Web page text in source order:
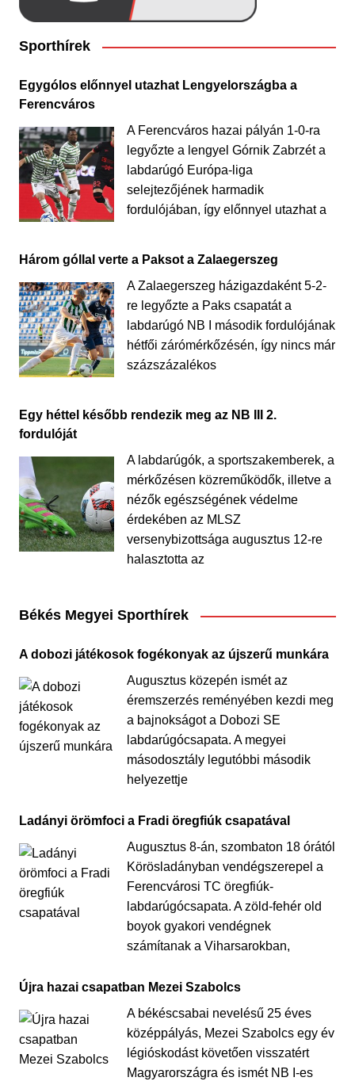
Sporthírek
Egygólos előnnyel utazhat Lengyelországba a
Ferencváros
A Ferencváros hazai pályán 1-0-ra
legyőzte a lengyel Górnik Zabrzét a
labdarúgó Európa-liga
selejtezőjének harmadik
fordulójában, így előnnyel utazhat a
Három góllal verte a Paksot a Zalaegerszeg
A Zalaegerszeg házigazdaként 5-2-
re legyőzte a Paks csapatát a
labdarúgó NB I második fordulójának
hétfői zárómérkőzésén, így nincs már
százszázalékos
Egy héttel később rendezik meg az NB III 2.
fordulóját
A labdarúgók, a sportszakemberek, a
mérkőzésen közreműködők, illetve a
nézők egészségének védelme
érdekében az MLSZ
versenybizottsága augusztus 12-re
halasztotta az
Békés Megyei Sporthírek
A dobozi játékosok fogékonyak az újszerű munkára
Augusztus közepén ismét az
éremszerzés reményében kezdi meg
a bajnokságot a Dobozi SE
labdarúgócsapata. A megyei
másodosztály legutóbbi második
helyezettje
Ladányi örömfoci a Fradi öregfiúk csapatával
Augusztus 8-án, szombaton 18 órától
Körösladányban vendégszerepel a
Ferencvárosi TC öregfiúk-
labdarúgócsapata. A zöld-fehér old
boyok gyakori vendégnek
számítanak a Viharsarokban,
Újra hazai csapatban Mezei Szabolcs
A békéscsabai nevelésű 25 éves
középpályás, Mezei Szabolcs egy év
légióskodást követően visszatért
Magyarországra és ismét NB I-es